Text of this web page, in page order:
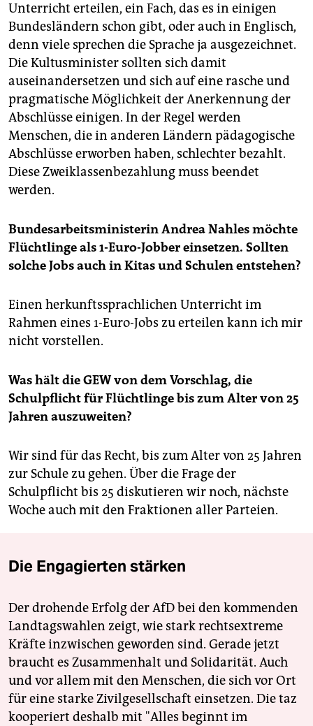
Unterricht erteilen, ein Fach, das es in einigen
Bundesländern schon gibt, oder auch in Englisch,
denn viele sprechen die Sprache ja ausgezeichnet.
Die Kultusminister sollten sich damit
auseinandersetzen und sich auf eine rasche und
pragmatische Möglichkeit der Anerkennung der
Abschlüsse einigen. In der Regel werden
Menschen, die in anderen Ländern pädagogische
Abschlüsse erworben haben, schlechter bezahlt.
Diese Zweiklassenbezahlung muss beendet
werden.
Bundesarbeitsministerin Andrea Nahles möchte
Flüchtlinge als 1-Euro-Jobber einsetzen. Sollten
solche Jobs auch in Kitas und Schulen entstehen?
Einen herkunftssprachlichen Unterricht im
Rahmen eines 1-Euro-Jobs zu erteilen kann ich mir
nicht vorstellen.
Was hält die GEW von dem Vorschlag, die
Schulpflicht für Flüchtlinge bis zum Alter von 25
Jahren auszuweiten?
Wir sind für das Recht, bis zum Alter von 25 Jahren
zur Schule zu gehen. Über die Frage der
Schulpflicht bis 25 diskutieren wir noch, nächste
Woche auch mit den Fraktionen aller Parteien.
Die Engagierten stärken
Der drohende Erfolg der AfD bei den kommenden
Landtagswahlen zeigt, wie stark rechtsextreme
Kräfte inzwischen geworden sind. Gerade jetzt
braucht es Zusammenhalt und Solidarität. Auch
und vor allem mit den Menschen, die sich vor Ort
für eine starke Zivilgesellschaft einsetzen. Die taz
kooperiert deshalb mit "Alles beginnt im